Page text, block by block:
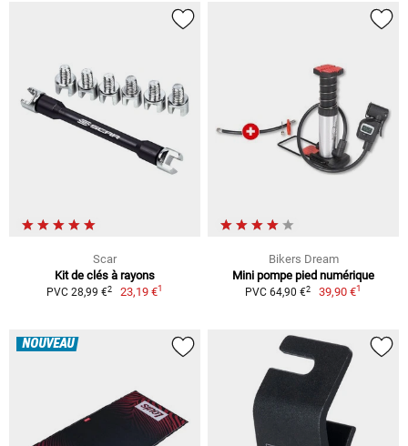
Scar
Kit de clés à rayons
PVC 28,99 €2 23,19 €1
Bikers Dream
Mini pompe pied numérique
PVC 64,90 €2 39,90 €1
NOUVEAU